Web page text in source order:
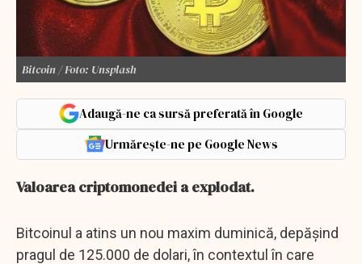
Bitcoin / Foto: Unsplash
Adaugă-ne ca sursă preferată în Google
Urmărește-ne pe Google News
Valoarea criptomonedei a explodat.
Bitcoinul a atins un nou maxim duminică, depăşind
pragul de 125.000 de dolari, în contextul în care